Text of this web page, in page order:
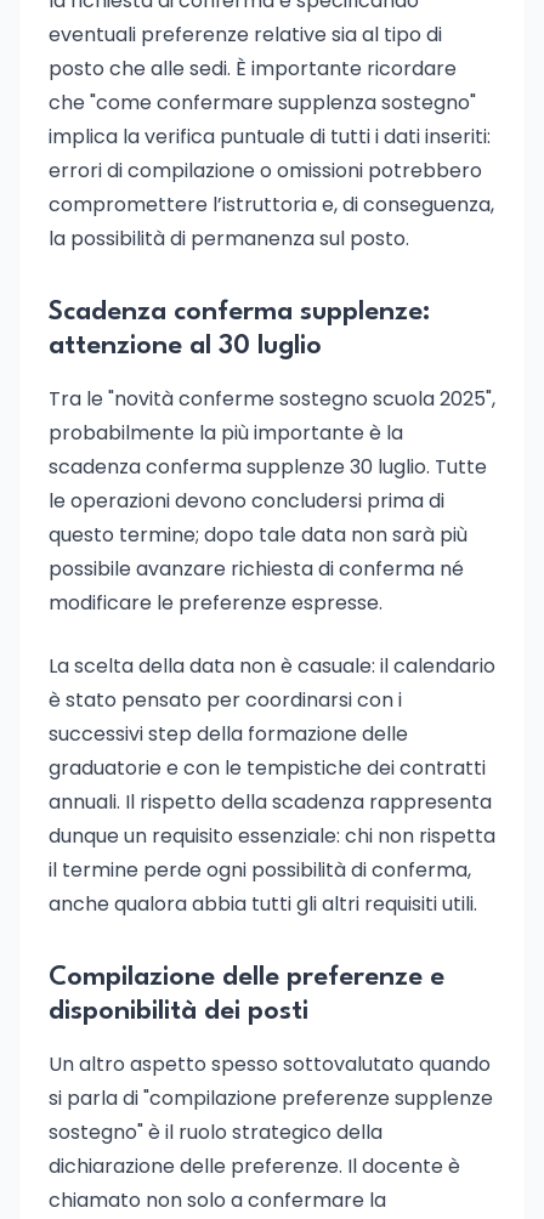
eventuali preferenze relative sia al tipo di
posto che alle sedi. È importante ricordare
che "come confermare supplenza sostegno"
implica la verifica puntuale di tutti i dati inseriti:
errori di compilazione o omissioni potrebbero
compromettere l’istruttoria e, di conseguenza,
la possibilità di permanenza sul posto.
Scadenza conferma supplenze:
attenzione al 30 luglio
Tra le "novità conferme sostegno scuola 2025",
probabilmente la più importante è la
scadenza conferma supplenze 30 luglio. Tutte
le operazioni devono concludersi prima di
questo termine; dopo tale data non sarà più
possibile avanzare richiesta di conferma né
modificare le preferenze espresse.
La scelta della data non è casuale: il calendario
è stato pensato per coordinarsi con i
successivi step della formazione delle
graduatorie e con le tempistiche dei contratti
annuali. Il rispetto della scadenza rappresenta
dunque un requisito essenziale: chi non rispetta
il termine perde ogni possibilità di conferma,
anche qualora abbia tutti gli altri requisiti utili.
Compilazione delle preferenze e
disponibilità dei posti
Un altro aspetto spesso sottovalutato quando
si parla di "compilazione preferenze supplenze
sostegno" è il ruolo strategico della
dichiarazione delle preferenze. Il docente è
chiamato non solo a confermare la